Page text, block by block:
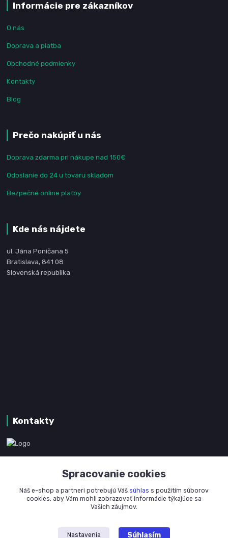
Informácie pre zákazníkov
O nás
Doprava a platba
Obchodné podmienky
Kontakty
Blog
Prečo nakúpiť u nás
Doprava zdarma pri nákupe nad 150€
Odoslanie do 24 u tovaru skladom
Bezpečné online platby
Kde nás nájdete
ul. Jána Poničana 5
Bratislava, 841 08
Slovenská republika
Kontakty
+421 905 327 801
(Po-Pia, 8-16 hod.)
Spracovanie cookies
Náš e-shop a partneri potrebujú Váš súhlas s použitím súborov
cookies, aby Vám mohli zobrazovať informácie týkajúce sa
Vašich záujmov.
Nastavenia Súhlasím